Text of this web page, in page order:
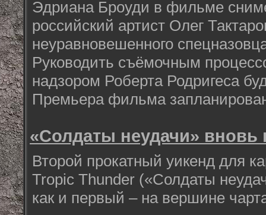
Эдриана Броуди в фильме
российский артист Олег
неуравновешенного
Руководить съёмочным
надзором Роберта Родригеса
Премьера фильма
«Солдаты неудачи» вновь
Второй прокатный уикенд для
Tropic Thunder («Солдаты
как и первый – на вершине